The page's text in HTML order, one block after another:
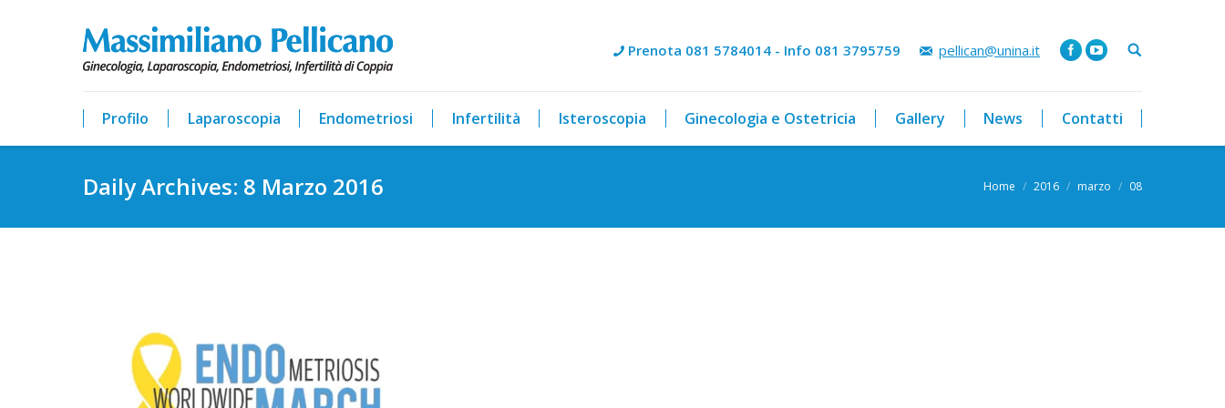
Prenota 081 5784014 - Info 081 3795759 pellican@unina.it
Profilo Laparoscopia Endometriosi Infertilità Isteroscopia Ginecologia e Ostetricia Gallery News Contatti
Daily Archives: 8 Marzo 2016 Home 2016 marzo 08